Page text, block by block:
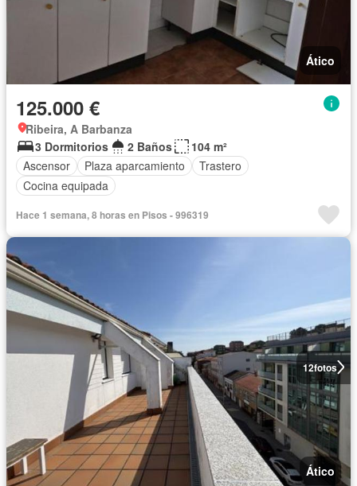
Ático
125.000 €
Ribeira, A Barbanza
3 Dormitorios
2 Baños
104 m²
Ascensor
Plaza aparcamiento
Trastero
Cocina equipada
Hace 1 semana, 8 horas en Pisos - 996319
12fotos
Ático